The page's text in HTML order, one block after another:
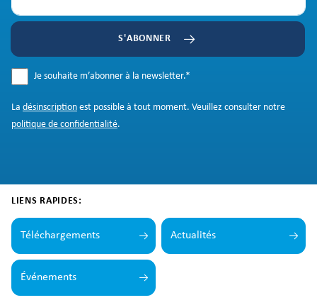
S'ABONNER
Je souhaite m’abonner à la newsletter.*
La désinscription est possible à tout moment. Veuillez consulter notre
politique de confidentialité.
LIENS RAPIDES:
Téléchargements Actualités
Événements